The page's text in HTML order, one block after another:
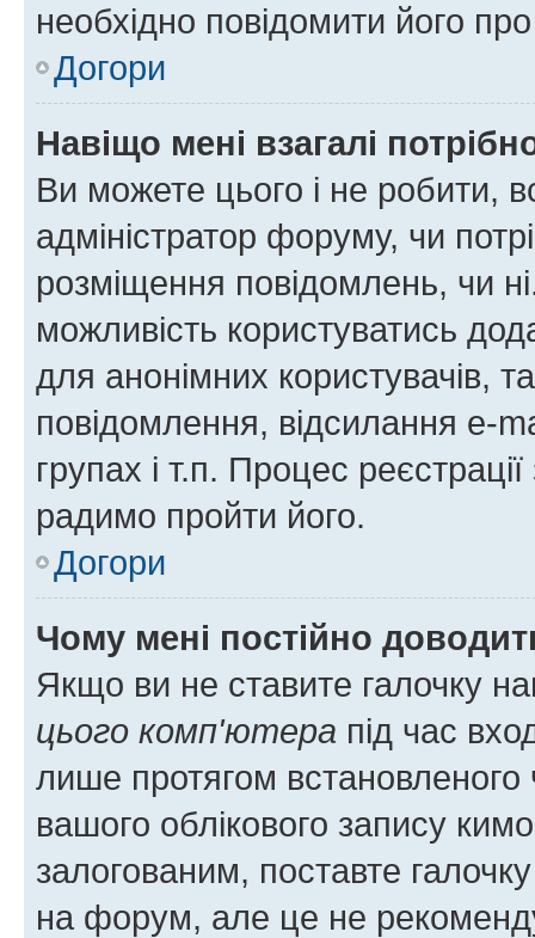
необхідно повідомити його
Догори
Навіщо мені взагалі
Ви можете цього і не робити,
адміністратор форуму, чи
розміщення повідомлень, чи
можливість користуватись
для анонімних користувачів,
повідомлення, відсилання e-
групах і т.п. Процес
радимо пройти його.
Догори
Чому мені постійно
Якщо ви не ставите галочку
цього комп'ютера під час
лише протягом встановленого
вашого облікового запису
залогованим, поставте
на форум, але це не